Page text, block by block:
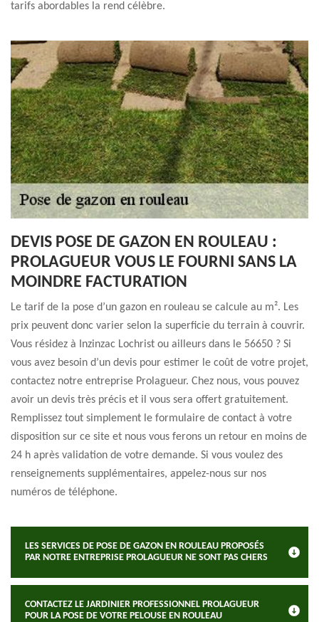
tarifs abordables la rend célèbre.
DEVIS POSE DE GAZON EN ROULEAU :
PROLAGUEUR VOUS LE FOURNI SANS LA
MOINDRE FACTURATION
Le tarif de la pose d’un gazon en rouleau se calcule au m². Les
prix peuvent donc varier selon la superficie du terrain à couvrir.
Vous résidez à Inzinzac Lochrist ou ailleurs dans le 56650 ? Si
vous avez besoin d’un devis pour estimer le coût de votre projet,
contactez notre entreprise Prolagueur. Chez nous, vous pouvez
avoir un devis très précis et il vous sera offert gratuitement.
Remplissez tout simplement le formulaire de contact à votre
disposition sur ce site et nous vous ferons un retour en moins de
24 h après validation de votre demande. Si vous voulez des
renseignements supplémentaires, appelez-nous sur nos
numéros de téléphone.
LES SERVICES DE POSE DE GAZON EN ROULEAU PROPOSÉS
PAR NOTRE ENTREPRISE PROLAGUEUR NE SONT PAS CHERS
CONTACTEZ LE JARDINIER PROFESSIONNEL PROLAGUEUR
POUR LA POSE DE VOTRE PELOUSE EN ROULEAU